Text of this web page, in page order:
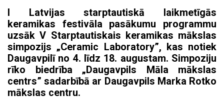
I Latvijas starptautiskā laikmetīgās
keramikas festivāla pasākumu programmu
uzsāk V Starptautiskais keramikas mākslas
simpozijs „Ceramic Laboratory”, kas notiek
Daugavpilī no 4. līdz 18. augustam. Simpoziju
rīko biedrība „Daugavpils Māla mākslas
centrs” sadarbībā ar Daugavpils Marka Rotko
mākslas centru.